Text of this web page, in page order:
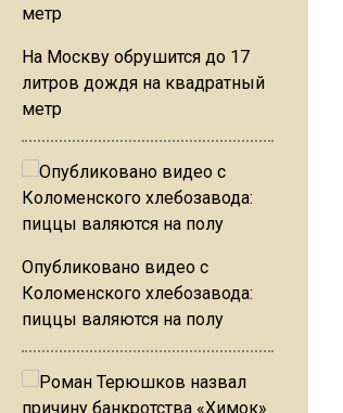
На Москву обрушится до 17
литров дождя на квадратный
метр
Опубликовано видео с
Коломенского хлебозавода:
пиццы валяются на полу